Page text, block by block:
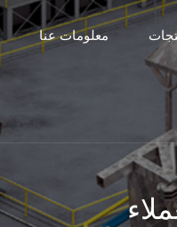
معلومات عنا